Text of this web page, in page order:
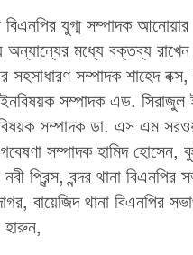
বিএনপির যুগ্ম সম্পাদক
অন্যান্যের মধ্যে বক্তব্য রাখেন
সহসাধারণ সম্পাদক শাহেদ
সম্পাদক এড. সিরাজুল
সম্পাদক ডা. এস এম
সম্পাদক হামিদ হোসেন,
প্রিন্স, বন্দর থানা বিএনপির
বায়েজিদ থানা বিএনপির